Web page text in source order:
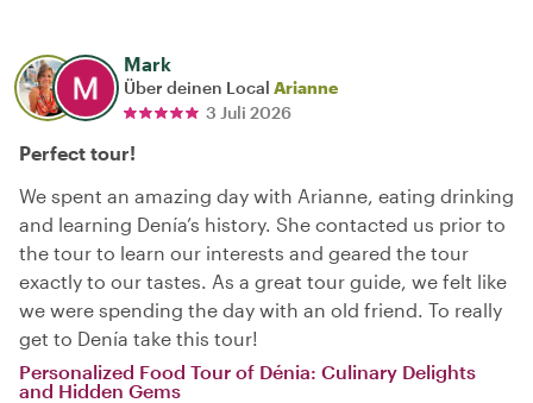
Mark
Über deinen Local Arianne
3 Juli 2026
Perfect tour!
We spent an amazing day with Arianne, eating drinking
and learning Denía’s history. She contacted us prior to
the tour to learn our interests and geared the tour
exactly to our tastes. As a great tour guide, we felt like
we were spending the day with an old friend. To really
get to Denía take this tour!
Personalized Food Tour of Dénia: Culinary Delights
and Hidden Gems